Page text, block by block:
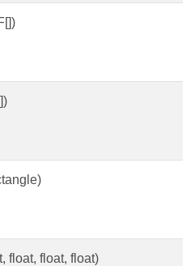
float, float, float)